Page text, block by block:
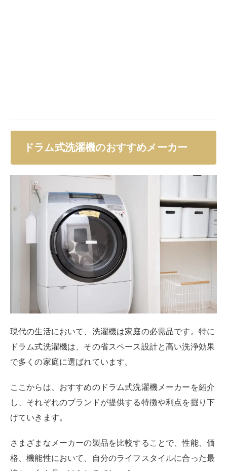
シャープ（SHARP）
や省エネ性能にすぐれています。
シャープ独自の特長は、独自イオン技術のプラズマクラ
スター機能です。洗濯物の消臭や除菌を行ないながら乾
ことで、臭いが気になる衣類も気持ちよく仕上
省エネ性能の高さでは、ヒートポンプ方式を採用した
ES-W114というモデルは約16円というトップクラスの低
コストで運用できます。
また、シャープのドラム式洗濯機はDDインバーター技
術により、高速回転時でも運転音を抑えられ、夜間の使
用も気になりません。
洗浄力は「マイクロ高圧洗浄」技術を搭載しており、微
細な水滴を衣類に噴射して汚れを強力に除去します。
ドアの裏側に設けられた凹凸が衣類を効果的にこすり洗
いするため、高い洗浄力を発揮します。